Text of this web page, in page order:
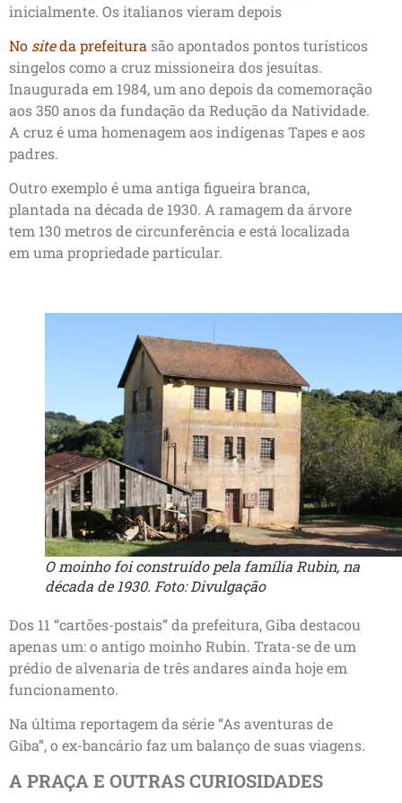
inicialmente. Os italianos vieram depois
No siteda prefeitura são apontados pontos turísticos
singelos como a cruz missioneira dos jesuítas.
Inaugurada em 1984, um ano depois da comemoração
aos 350 anos da fundação da Redução da Natividade.
A cruz é uma homenagem aos indígenas Tapes e aos
padres.
Outro exemplo é uma antiga figueira branca,
plantada na década de 1930. A ramagem da árvore
tem 130 metros de circunferência e está localizada
em uma propriedade particular.
O moinho foi construído pela família Rubin, na
década de 1930. Foto: Divulgação
Dos 11 “cartões-postais” da prefeitura, Giba destacou
apenas um: o antigo moinho Rubin. Trata-se de um
prédio de alvenaria de três andares ainda hoje em
funcionamento.
Na última reportagem da série “As aventuras de
Giba”, o ex-bancário faz um balanço de suas viagens.
A PRAÇA E OUTRAS CURIOSIDADES